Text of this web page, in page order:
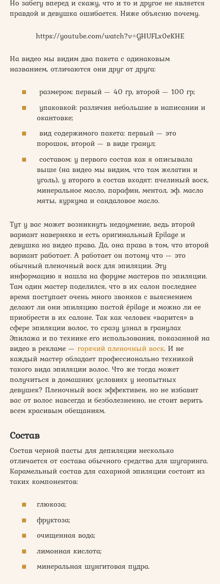
Но забегу вперед и скажу, что и то и другое не является
правдой и девушка ошибается. Ниже объясню почему.
https://youtube.com/watch?v=GHUFLx0eKHE
На видео мы видим два пакета с одинаковым
названием, отличаются они друг от друга:
размером: первый — 40 гр, второй — 100 гр;
упаковкой: различия небольшие в написании и
окантовке;
вид содержимого пакета: первый — это
порошок, второй — в виде гранул;
составом: у первого состав как я описывала
выше (на видео мы видим, что там желатин и
уголь), у второго в состав входят: пчелиный воск,
минеральное масло, парафин, ментол, эф. масло
мяты, куркума и сандаловое масло.
Тут у вас может возникнуть недоумение, ведь второй
вариант наверняка и есть оригинальный Epilage и
девушка на видео права. Да, она права в том, что второй
вариант работает. А работает он потому что — это
обычный пленочный воск для эпиляции. Эту
информацию я нашла на форуме мастеров по эпиляции.
Там один мастер поделился, что в их салон последнее
время поступает очень много звонков с выяснением
делают ли они эпиляцию пастой épilage и можно ли ее
приобрести в их салоне. Так как человек «варится» в
сфере эпиляции волос, то сразу узнал в гранулах
Эпилажа и по технике его использования, показанной на
видео в рекламе — горячий пленочный воск. И не
каждый мастер обладает профессионально техникой
такого вида эпиляции волос. Что же тогда может
получиться в домашних условиях у неопытных
девушек? Пленочный воск эффективен, но не избавит
вас от волос навсегда и безболезненно, не стоит верить
всем красивым обещаниям.
Состав
Состав черной пасты для депиляции несколько
отличается от состава обычного средства для шугаринга.
Карамельный состав для сахарной эпиляции состоит из
таких компонентов:
глюкоза;
фруктоза;
очищенная вода;
лимонная кислота;
минеральная шунгитовая пудра.